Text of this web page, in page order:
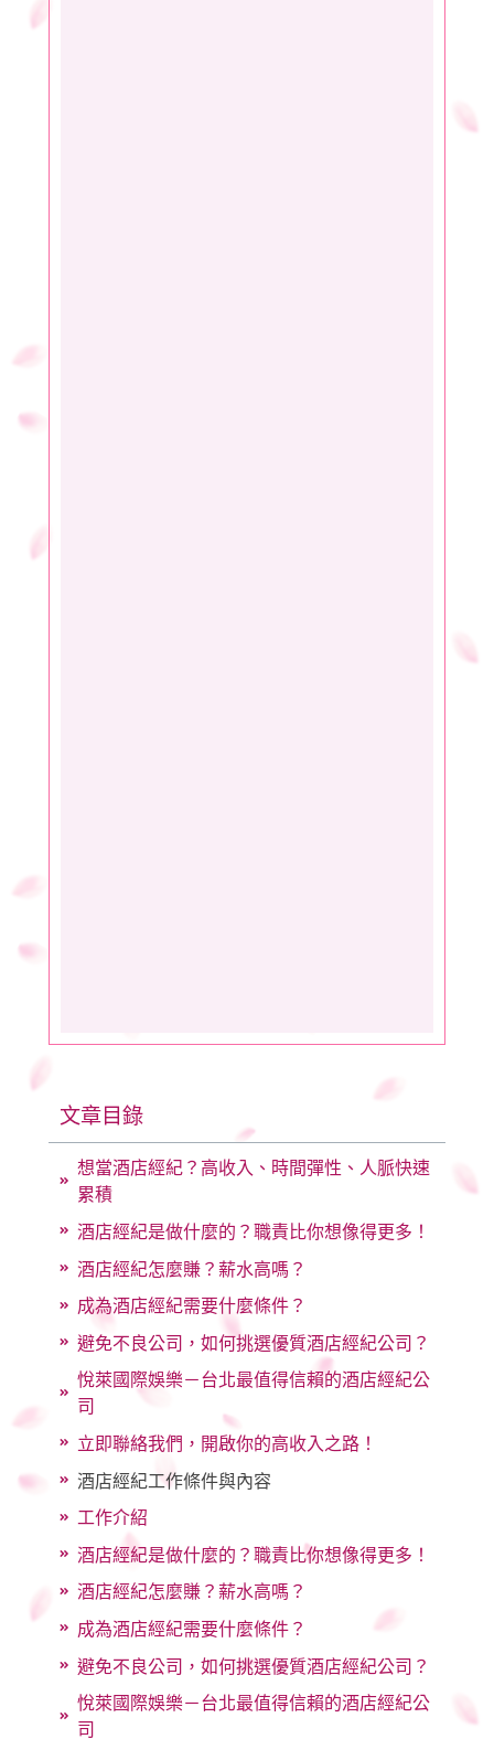
文章目錄
想當酒店經紀？高收入、時間彈性、人脈快速
累積
酒店經紀是做什麼的？職責比你想像得更多！
酒店經紀怎麼賺？薪水高嗎？
成為酒店經紀需要什麼條件？
避免不良公司，如何挑選優質酒店經紀公司？
悅萊國際娛樂－台北最值得信賴的酒店經紀公
司
立即聯絡我們，開啟你的高收入之路！
酒店經紀工作條件與內容
工作介紹
酒店經紀是做什麼的？職責比你想像得更多！
酒店經紀怎麼賺？薪水高嗎？
成為酒店經紀需要什麼條件？
避免不良公司，如何挑選優質酒店經紀公司？
悅萊國際娛樂－台北最值得信賴的酒店經紀公
司